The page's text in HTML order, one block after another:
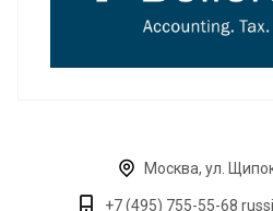
Москва, ул.
+7 (495) 755-55-68